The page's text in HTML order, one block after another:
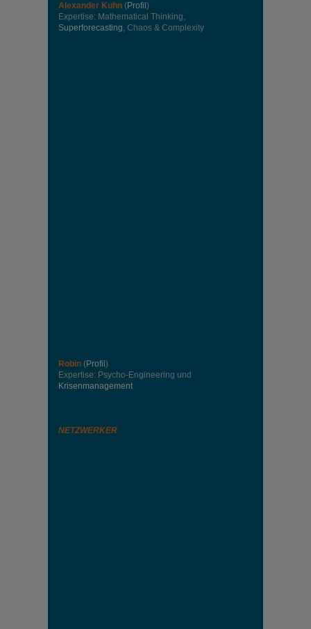
Alexander Kuhn (Profil )
Expertise: Mathematical Thinking,
Superforecasting, Chaos & Complexity
Robin (Profil )
Expertise: Psycho-Engineering und
Krisenmanagement
NETZWERKER